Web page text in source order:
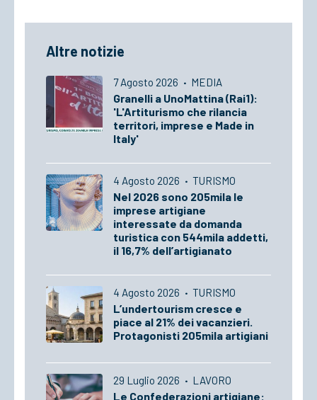
Altre notizie
7 Agosto 2026 · MEDIA
Granelli a UnoMattina (Rai1):
'L'Artiturismo che rilancia
territori, imprese e Made in
Italy'
4 Agosto 2026 · TURISMO
Nel 2026 sono 205mila le
imprese artigiane
interessate da domanda
turistica con 544mila addetti,
il 16,7% dell’artigianato
4 Agosto 2026 · TURISMO
L’undertourism cresce e
piace al 21% dei vacanzieri.
Protagonisti 205mila artigiani
29 Luglio 2026 · LAVORO
Le Confederazioni artigiane: